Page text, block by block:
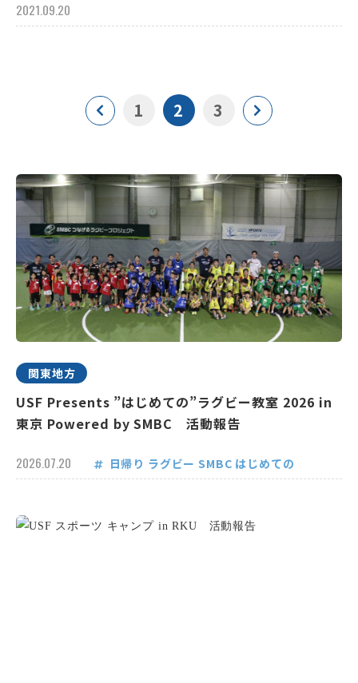
2021.09.20
1 2 3
関東地方
USF Presents ”はじめての”ラグビー教室 2026 in
東京 Powered by SMBC 活動報告
2026.07.20 日帰り ラグビー SMBC はじめての